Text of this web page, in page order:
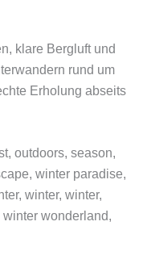
klare Bergluft und
rund um
Erholung abseits